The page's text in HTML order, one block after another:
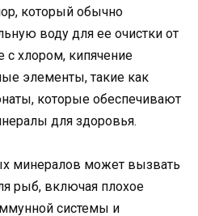
который обычно
воду для ее очистки от
с хлором, кипячение
элементы, такие как
которые обеспечивают
для здоровья.
минералов может вызвать
рыб, включая плохое
системы и